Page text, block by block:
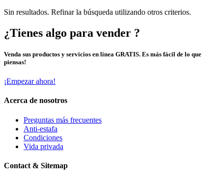
Sin resultados. Refinar la búsqueda utilizando otros criterios.
¿Tienes algo para vender ?
Venda sus productos y servicios en línea GRATIS. Es más fácil de lo que
piensas!
¡Empezar ahora!
Acerca de nosotros
Preguntas más frecuentes
Anti-estafa
Condiciones
Vida privada
Contact & Sitemap